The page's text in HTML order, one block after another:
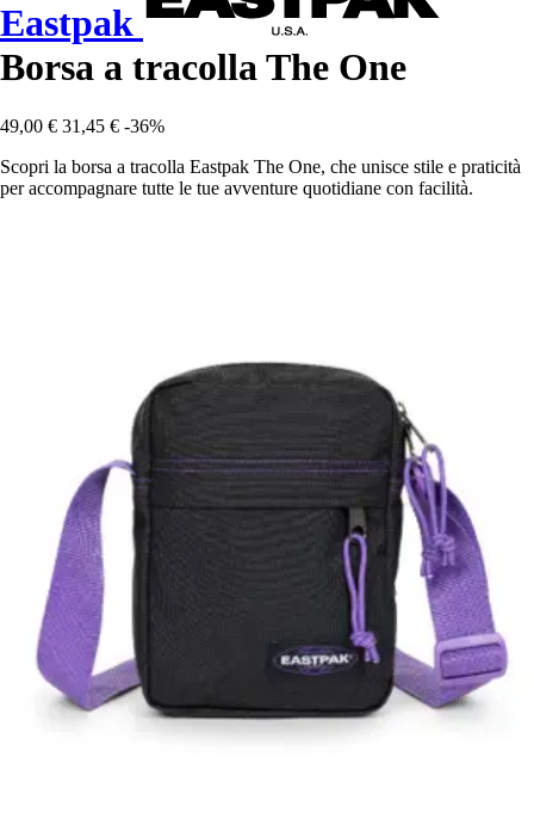
Eastpak
Borsa a tracolla The One
49,00 € 31,45 € -36%
Scopri la borsa a tracolla Eastpak The One, che unisce stile e praticità
per accompagnare tutte le tue avventure quotidiane con facilità.